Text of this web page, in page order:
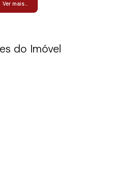
a carvão.
custo de manutenção e
para climatização.
natural e ventilação
Ver mais...
do Imóvel